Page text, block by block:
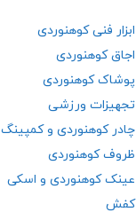
ابزار فنی کوهنوردی
اجاق کوهنوردی
پوشاک کوهنوردی
تجهیزات ورزشی
چادر کوهنوردی و کمپینگ
ظروف کوهنوردی
عینک کوهنوردی و اسکی
کفش